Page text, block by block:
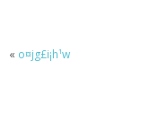
« o¤jg£i¡h¹w